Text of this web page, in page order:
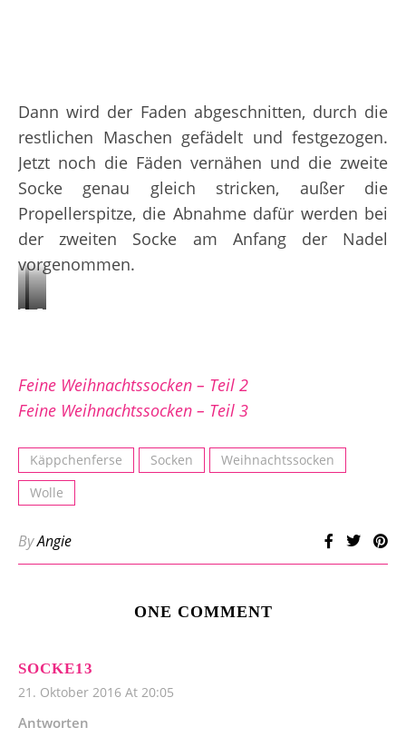
Dann wird der Faden abgeschnitten, durch die
restlichen Maschen gefädelt und festgezogen.
Jetzt noch die Fäden vernähen und die zweite
Socke genau gleich stricken, außer die
Propellerspitze, die Abnahme dafür werden bei
der zweiten Socke am Anfang der Nadel
vorgenommen.
FußteilFußteil:
rechts
gestrickt
Oberseite
im
Muster
Feine Weihnachtssocken – Teil 2
Feine Weihnachtssocken – Teil 3
Käppchenferse Socken
Weihnachtssocken
Wolle
ByAngie
ONE COMMENT
SOCKE13
21. Oktober 2016 At 20:05
Antworten